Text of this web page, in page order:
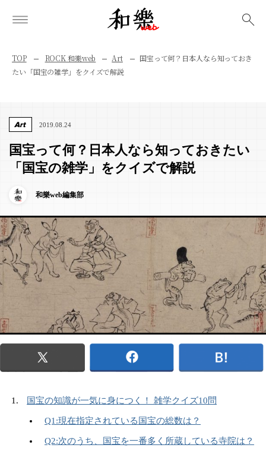
TOP ROCK 和樂web Art
国宝って何？日本人なら知っておき
たい「国宝の雑学」をクイズで解説
Art 2019.08.24
国宝って何？日本人なら知っておきたい
「国宝の雑学」をクイズで解説
和樂web編集部
国宝の知識が一気に身につく！ 雑学クイズ10問
Q1:現在指定されている国宝の総数は？
Q2:次のうち、国宝を一番多く所蔵している寺院は？